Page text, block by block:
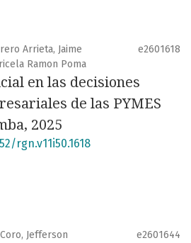
Arrieta, Jaime
Ramon Poma
e2601618
en las decisiones
de las PYMES
2025
rgn.v11i50.1618
Jefferson
e2601644